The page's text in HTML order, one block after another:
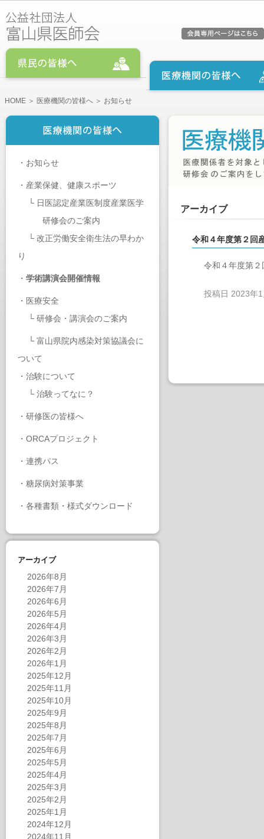
HOME ＞ 医療機関の皆様へ ＞ お知らせ
・ お知らせ
・ 産業保健、健康スポーツ
└ 日医認定産業医制度産業医学
研修会のご案内
└ 改正労働安全衛生法の早わか
り
・ 学術講演会開催情報
・ 医療安全
└ 研修会・講演会のご案内
└ 富山県院内感染対策協議会に
ついて
・ 治験について
└ 治験ってなに？
・ 研修医の皆様へ
・ ORCAプロジェクト
・ 連携パス
・ 糖尿病対策事業
・ 各種書類・様式ダウンロード
アーカイブ
2026年8月
2026年7月
2026年6月
2026年5月
2026年4月
2026年3月
2026年2月
2026年1月
2025年12月
2025年11月
2025年10月
2025年9月
2025年8月
2025年7月
2025年6月
2025年5月
2025年4月
2025年3月
2025年2月
2025年1月
2024年12月
2024年11月
アーカイブ
令和４年度第２回
令和４年度第
投稿日 2023年